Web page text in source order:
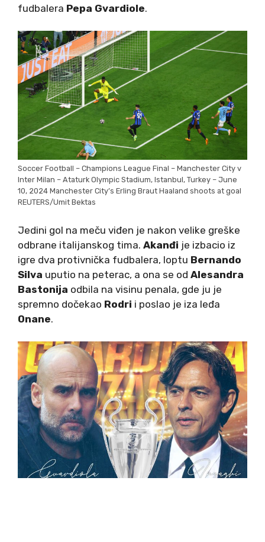
fudbalera Pepa Gvardiole.
Soccer Football – Champions League Final – Manchester City v
Inter Milan – Ataturk Olympic Stadium, Istanbul, Turkey – June
10, 2024 Manchester City’s Erling Braut Haaland shoots at goal
REUTERS/Umit Bektas
Jedini gol na meču viđen je nakon velike greške
odbrane italijanskog tima. Akanđi je izbacio iz
igre dva protivnička fudbalera, loptu Bernando
Silva uputio na peterac, a ona se od Alesandra
Bastonija odbila na visinu penala, gde ju je
spremno dočekao Rodri i poslao je iza leđa
Onane.